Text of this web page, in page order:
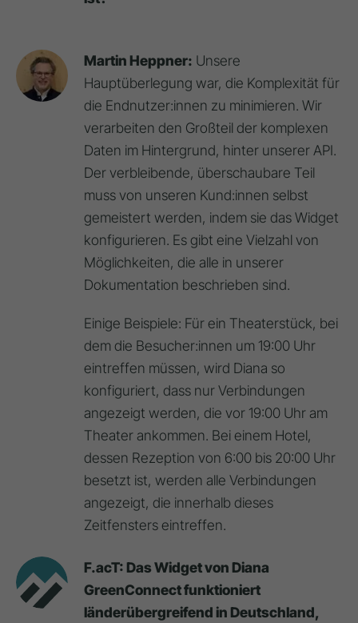
Martin Heppner: Unsere
Hauptüberlegung war, die Komplexität für
die Endnutzer:innen zu minimieren. Wir
verarbeiten den Großteil der komplexen
Daten im Hintergrund, hinter unserer API.
Der verbleibende, überschaubare Teil
muss von unseren Kund:innen selbst
gemeistert werden, indem sie das Widget
konfigurieren. Es gibt eine Vielzahl von
Möglichkeiten, die alle in unserer
Dokumentation beschrieben sind.
Einige Beispiele: Für ein Theaterstück, bei
dem die Besucher:innen um 19:00 Uhr
eintreffen müssen, wird Diana so
konfiguriert, dass nur Verbindungen
angezeigt werden, die vor 19:00 Uhr am
Theater ankommen. Bei einem Hotel,
dessen Rezeption von 6:00 bis 20:00 Uhr
besetzt ist, werden alle Verbindungen
angezeigt, die innerhalb dieses
Zeitfensters eintreffen.
F.acT: Das Widget von Diana
GreenConnect funktioniert
länderübergreifend in Deutschland,